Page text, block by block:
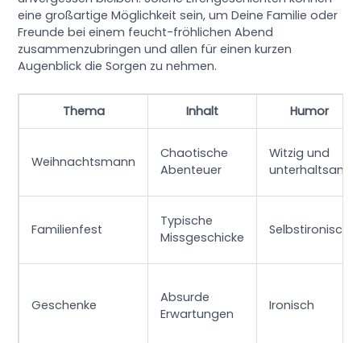
eine großartige Möglichkeit sein, um Deine Familie oder
Freunde bei einem feucht-fröhlichen Abend
zusammenzubringen und allen für einen kurzen
Augenblick die Sorgen zu nehmen.
Thema Inhalt Humor
Weihnachtsmann
Chaotische
Abenteuer
Witzig und
unterhaltsam
Familienfest
Typische
Missgeschicke
Selbstironisch
Geschenke
Absurde
Erwartungen
Ironisch